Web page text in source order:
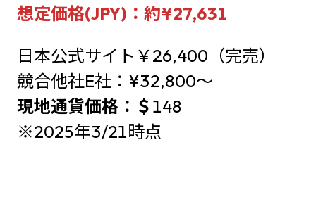
想定価格(JPY)：約¥27,631
日本公式サイト￥26,400（完売）
競合他社E社：¥32,800～
現地通貨価格：＄ 148
※2025年3/21時点